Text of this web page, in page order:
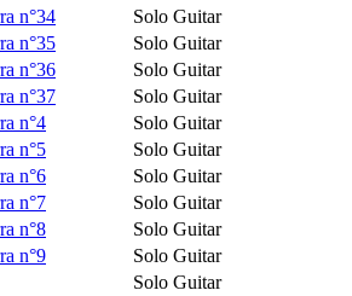
n°34
Solo Guitar
n°35
Solo Guitar
n°36
Solo Guitar
n°37
Solo Guitar
n°4
Solo Guitar
n°5
Solo Guitar
n°6
Solo Guitar
n°7
Solo Guitar
n°8
Solo Guitar
n°9
Solo Guitar
Solo Guitar